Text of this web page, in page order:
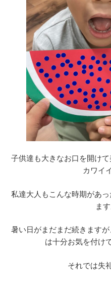
子供達も大きなお口を開けて
カワイ
私達大人もこんな時期があ
ま
暑い日がまだまだ続きます
は十分お気を付け
それでは失